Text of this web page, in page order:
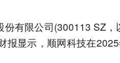
有限公司(300113 SZ，
报显示，顺网科技在